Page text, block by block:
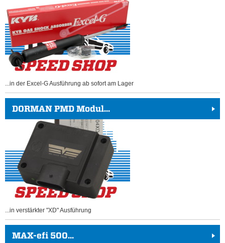
...in der Excel-G Ausführung ab sofort am Lager
DORMAN PMD Modul...
...in verstärkter "XD" Ausführung
MAX-efi 500...